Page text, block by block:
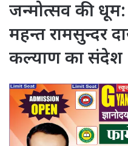
जन्मोत्सव की
महन्त रामसुन्दर
कल्याण का संदेश